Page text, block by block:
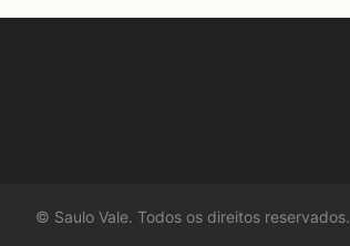
© Saulo Vale. Todos os direitos reservados.